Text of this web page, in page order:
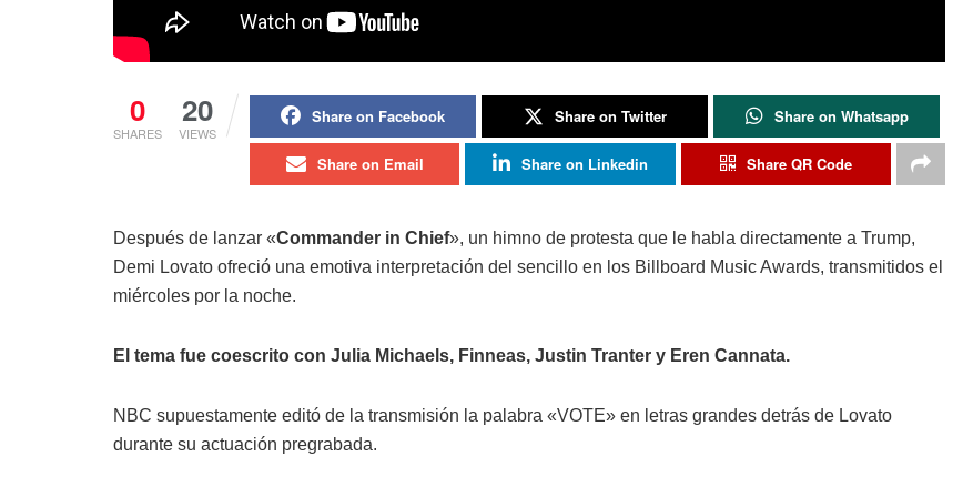
0
SHARES
20
VIEWS
Share on Facebook Share on Twitter Share on Whatsapp
Share on Email Share on Linkedin Share QR Code
Después de lanzar «Commander in Chief», un himno de protesta que le habla directamente a Trump,
Demi Lovato ofreció una emotiva interpretación del sencillo en los Billboard Music Awards, transmitidos el
miércoles por la noche.
El tema fue coescrito con Julia Michaels, Finneas, Justin Tranter y Eren Cannata.
NBC supuestamente editó de la transmisión la palabra «VOTE» en letras grandes detrás de Lovato
durante su actuación pregrabada.